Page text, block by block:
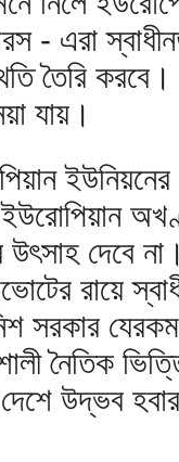
- এরা
তৈরি
যায়।
উৎসাহ দেবে
রায়ে
সরকার
নৈতিক
উদ্ভব